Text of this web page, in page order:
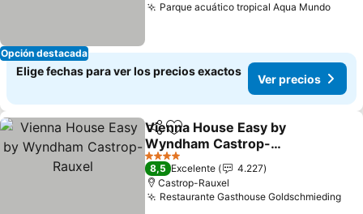
Opción destacada
Parque acuático tropical Aqua Mundo
Elige fechas para ver los precios exactos
Ver precios
CompartirAgregar a favoritos
Vienna House Easy by
Wyndham Castrop-
Rauxel
4 Estrellas
8,5 Excelente
4.227
Castrop-Rauxel
Restaurante Gasthouse Goldschmieding